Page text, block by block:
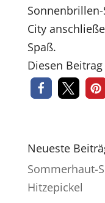
City
Spaß.
Diesen
Neueste
Sommerhaut-
Hitzepickel